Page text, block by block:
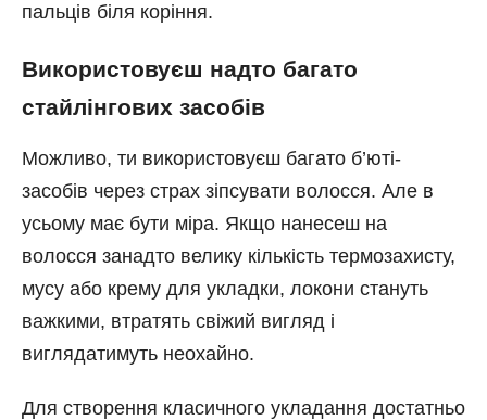
пальців біля коріння.
Використовуєш надто багато
стайлінгових засобів
Можливо, ти використовуєш багато б’юті-
засобів через страх зіпсувати волосся. Але в
усьому має бути міра. Якщо нанесеш на
волосся занадто велику кількість термозахисту,
мусу або крему для укладки, локони стануть
важкими, втратять свіжий вигляд і
виглядатимуть неохайно.
Для створення класичного укладання достатньо